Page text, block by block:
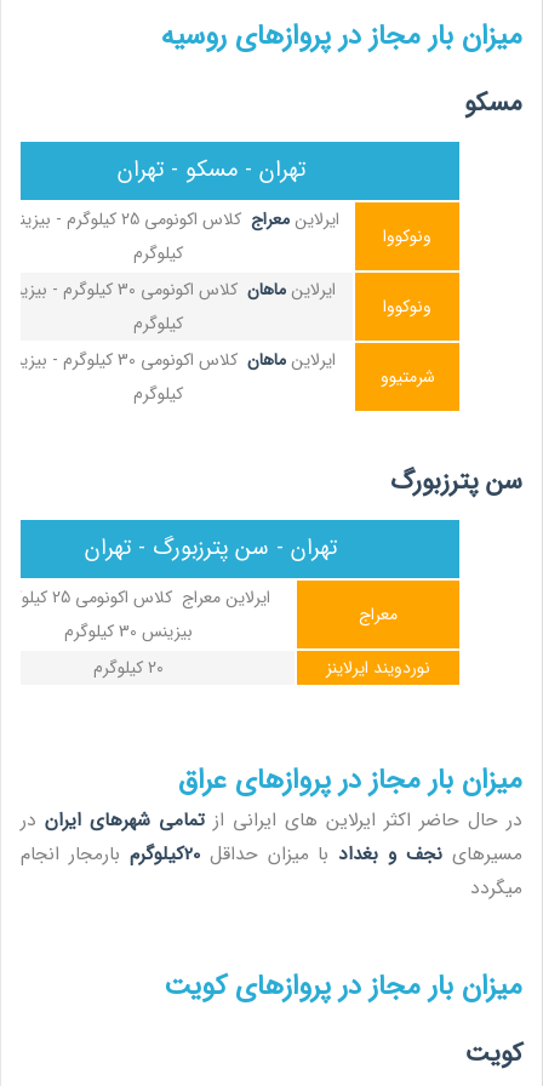
میزان بار مجاز در پروازهای روسیه
مسکو
تهران - مسکو - تهران
ایرلاینمعراج
کیلوگرم
ونوکووا
ایرلاین ماهان
کیلوگرم
ونوکووا
ایرلاینماهان
کیلوگرم
شرمتیوو
سن پترزبورگ
تهران - سن پترزبورگ - تهران
ایرلاین معراج کلاس اکونومی
بیزینس 30 کیلوگرم
معراج
20 کیلوگرم
نوردویند ایرلاینز
میزان بار مجاز در پروازهای عراق
در حال حاضر اکثر ایرلاین های ایرانی از تمامی شهرهای ایران در
مسیرهای نجف و بغداد با میزان حداقل20کیلوگرم
بارمجار انجام
میگردد
میزان بار مجاز در پروازهای کویت
کویت